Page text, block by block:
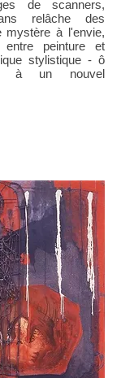
de scanners,
relâche des
mystère à l'envie,
entre peinture et
stylistique - ô
- à un nouvel